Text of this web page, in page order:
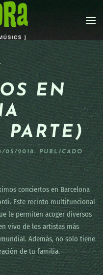
EN
PARTE)
05/2018. PUBLICADO
conciertos en Barcelona
Este recinto multifuncional
le permiten acoger diversos
vivo de los artistas más
Además, no solo tiene
de tu familia.